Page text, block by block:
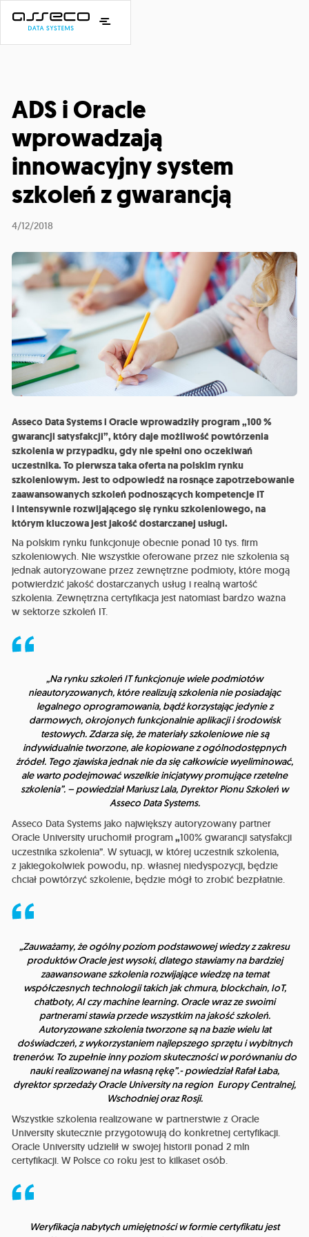
ADS i Oracle
wprowadzają
innowacyjny system
szkoleń z gwarancją
4/12/2018
Asseco Data Systems i Oracle wprowadziły program „100 %
gwarancji satysfakcji”, który daje możliwość powtórzenia
szkolenia w przypadku, gdy nie spełni ono oczekiwań
uczestnika. To pierwsza taka oferta na polskim rynku
szkoleniowym. Jest to odpowiedź na rosnące zapotrzebowanie
zaawansowanych szkoleń podnoszących kompetencje IT
i intensywnie rozwijającego się rynku szkoleniowego, na
którym kluczowa jest jakość dostarczanej usługi.
Na polskim rynku funkcjonuje obecnie ponad 10 tys. firm
szkoleniowych. Nie wszystkie oferowane przez nie szkolenia są
jednak autoryzowane przez zewnętrzne podmioty, które mogą
potwierdzić jakość dostarczanych usług i realną wartość
szkolenia. Zewnętrzna certyfikacja jest natomiast bardzo ważna
w sektorze szkoleń IT.
„Na rynku szkoleń IT funkcjonuje wiele podmiotów
nieautoryzowanych, które realizują szkolenia nie posiadając
legalnego oprogramowania, bądź korzystając jedynie z
darmowych, okrojonych funkcjonalnie aplikacji i środowisk
testowych. Zdarza się, że materiały szkoleniowe nie są
indywidualnie tworzone, ale kopiowane z ogólnodostępnych
źródeł. Tego zjawiska jednak nie da się całkowicie wyeliminować,
ale warto podejmować wszelkie inicjatywy promujące rzetelne
szkolenia”. –powiedział Mariusz Lala, Dyrektor Pionu Szkoleń w
Asseco Data Systems.
Asseco Data Systems jako największy autoryzowany partner
Oracle University uruchomił program„100% gwarancji satysfakcji
uczestnika szkolenia”. W sytuacji, w której uczestnik szkolenia,
z jakiegokolwiek powodu, np. własnej niedyspozycji, będzie
chciał powtórzyć szkolenie, będzie mógł to zrobić bezpłatnie.
„Zauważamy, że ogólny poziom podstawowej wiedzy z zakresu
produktów Oracle jest wysoki, dlatego stawiamy na bardziej
zaawansowane szkolenia rozwijające wiedzę na temat
współczesnych technologii takich jak chmura, blockchain, IoT,
chatboty, AI czy machine learning. Oracle wraz ze swoimi
partnerami stawia przede wszystkim na jakość szkoleń.
Autoryzowane szkolenia tworzone są na bazie wielu lat
doświadczeń, z wykorzystaniem najlepszego sprzętu i wybitnych
trenerów. To zupełnie inny poziom skuteczności w porównaniu do
nauki realizowanej na własną rękę”.-powiedział Rafał Łaba,
dyrektor sprzedaży Oracle University na region Europy Centralnej,
Wschodniej oraz Rosji.
Wszystkie szkolenia realizowane w partnerstwie z Oracle
University skutecznie przygotowują do konkretnej certyfikacji.
Oracle University udzielił w swojej historii ponad 2 mln
certyfikacji. W Polsce co roku jest to kilkaset osób.
Weryfikacja nabytych umiejętności w formie certyfikatu jest